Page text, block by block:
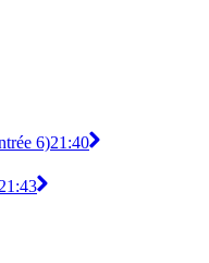
6)21:40
21:43